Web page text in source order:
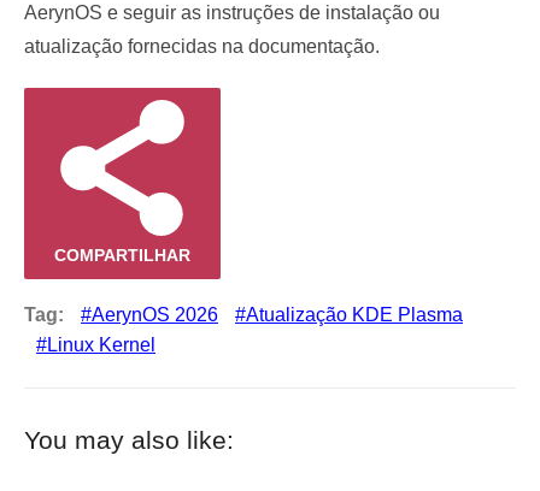
AerynOS e seguir as instruções de instalação ou
atualização fornecidas na documentação.
COMPARTILHAR
Tag: AerynOS 2026
Atualização KDE Plasma
Linux Kernel
You may also like: